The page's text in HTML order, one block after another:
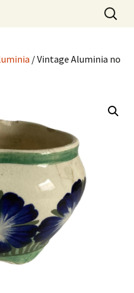
1980
Søg
efter:
/ Vintage Aluminia no